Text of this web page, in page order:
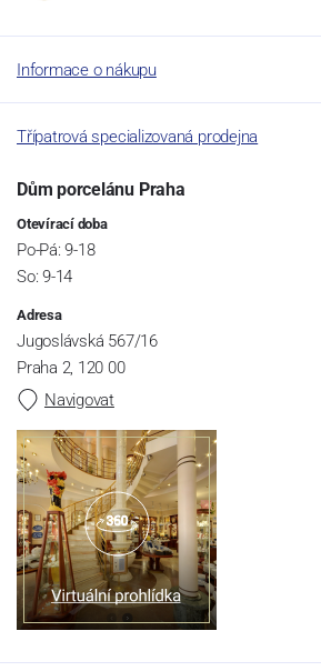
Informace o nákupu
Třípatrová specializovaná prodejna
Dům porcelánu Praha
Otevírací doba
Po-Pá: 9-18
So: 9-14
Adresa
Jugoslávská 567/16
Praha 2, 120 00
Navigovat